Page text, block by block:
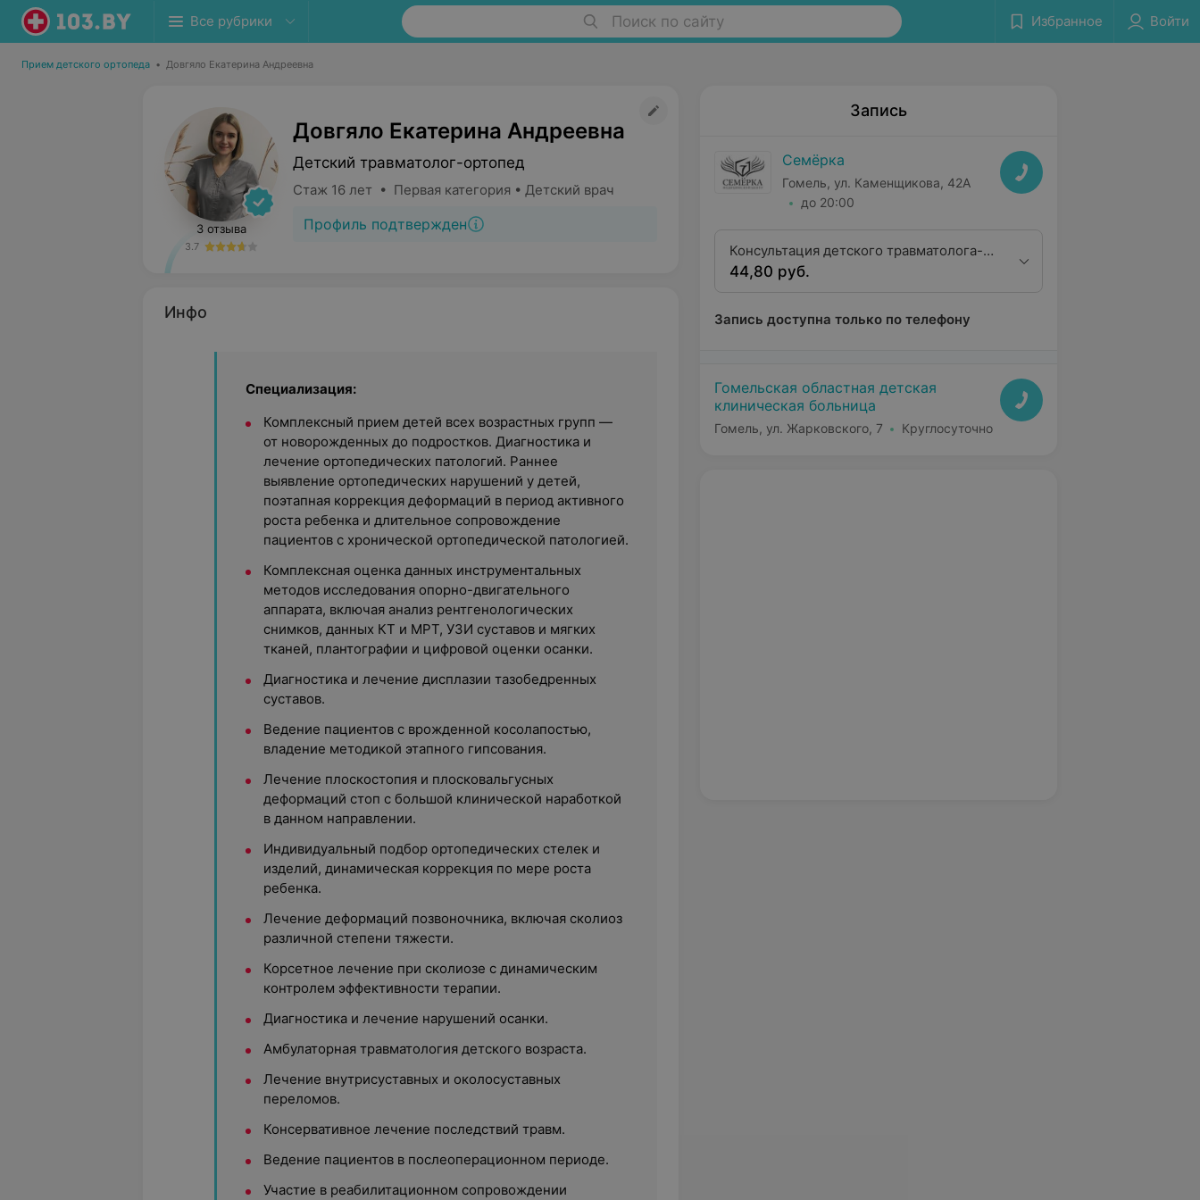
Все рубрики Поиск по сайту Избранное Войти
Прием детского ортопеда • Довгяло Екатерина Андреевна
3 отзыва
3.7
Довгяло Екатерина Андреевна
Детский травматолог-ортопед
Стаж 16 лет • Первая категория • Детский врач
Профиль подтвержден
Инфо
Специализация:
Комплексный прием детей всех возрастных групп —
от новорожденных до подростков. Диагностика и
лечение ортопедических патологий. Раннее
выявление ортопедических нарушений у детей,
поэтапная коррекция деформаций в период активного
роста ребенка и длительное сопровождение
пациентов с хронической ортопедической патологией.
Комплексная оценка данных инструментальных
методов исследования опорно-двигательного
аппарата, включая анализ рентгенологических
снимков, данных КТ и МРТ, УЗИ суставов и мягких
тканей, плантографии и цифровой оценки осанки.
Диагностика и лечение дисплазии тазобедренных
суставов.
Ведение пациентов с врожденной косолапостью,
владение методикой этапного гипсования.
Лечение плоскостопия и плосковальгусных
деформаций стоп с большой клинической наработкой
в данном направлении.
Индивидуальный подбор ортопедических стелек и
изделий, динамическая коррекция по мере роста
ребенка.
Лечение деформаций позвоночника, включая сколиоз
различной степени тяжести.
Корсетное лечение при сколиозе с динамическим
контролем эффективности терапии.
Диагностика и лечение нарушений осанки.
Амбулаторная травматология детского возраста.
Лечение внутрисуставных и околосуставных
переломов.
Консервативное лечение последствий травм.
Ведение пациентов в послеоперационном периоде.
Участие в реабилитационном сопровождении
Запись
Семёрка
Гомель, ул. Каменщикова, 42А
до 20:00
Консультация детского травматолога-
ортопеда первой квалификационной
44,80 руб.
Запись доступна только по телефону
Гомельская областная детская
клиническая больница
Гомель, ул. Жарковского, 7 Круглосуточно